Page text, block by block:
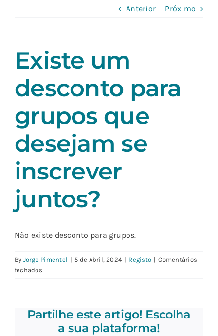
Anterior Próximo
Existe um
desconto para
grupos que
desejam se
inscrever
juntos?
Não existe desconto para grupos.
By Jorge Pimentel | 5 de Abril, 2024 | Registo | Comentários
fechadosem
para
Partilhe este artigo! Escolha
a sua plataforma!